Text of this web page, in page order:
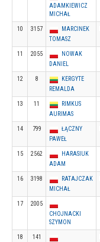
ADAMKIEWICZ
MICHAŁ
10 3157
MARCINEK
TOMASZ
11 2055
NOWAK
DANIEL
12 8
KERGYTE
REMALDA
13 11
RIMKUS
AURIMAS
14 799
ŁĄCZNY
PAWEŁ
15 2562
HARASIUK
ADAM
16 3198
RATAJCZAK
MICHAŁ
17
2005
CHOJNACKI
SZYMON
18
141